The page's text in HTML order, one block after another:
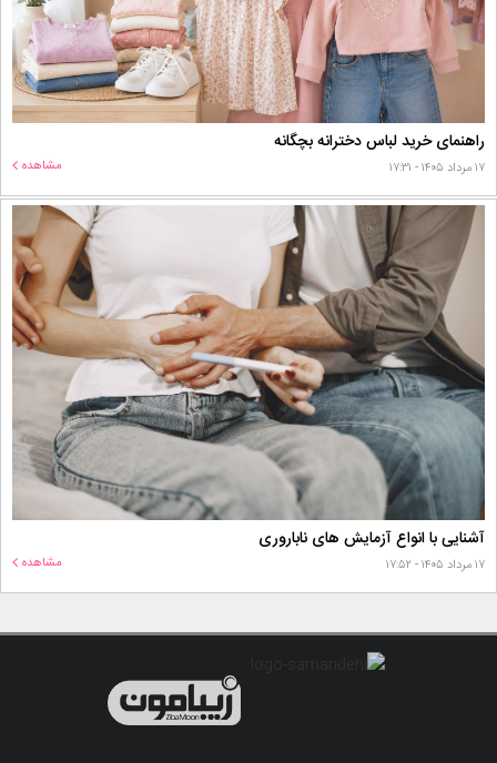
راهنمای خرید لباس دخترانه بچگانه
۱۷ مرداد ۱۴۰۵ - ۱۷:۳۱ مشاهده
آشنایی با انواع آزمایش های ناباروری
۱۷ مرداد ۱۴۰۵ - ۱۷:۵۲ مشاهده